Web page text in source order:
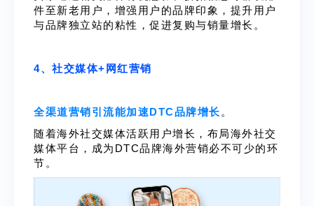
件至新老用户，增强用户的品牌印象，提升用户
与品牌独立站的粘性，促进复购与销量增长。
4、社交媒体+网红营销
全渠道营销引流能加速DTC品牌增长 。
随着海外社交媒体活跃用户增长，布局海外社交
媒体平台，成为DTC品牌海外营销必不可少的环
节。